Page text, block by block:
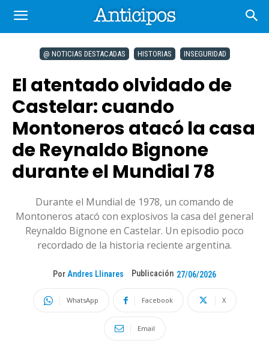
@ NOTICIAS DESTACADAS HISTORIAS INSEGURIDAD
El atentado olvidado de
Castelar: cuando
Montoneros atacó la casa
de Reynaldo Bignone
durante el Mundial 78
Durante el Mundial de 1978, un comando de
Montoneros atacó con explosivos la casa del general
Reynaldo Bignone en Castelar. Un episodio poco
recordado de la historia reciente argentina.
Por Andres Llinares Publicación 27/06/2026
WhatsApp Facebook X
Email